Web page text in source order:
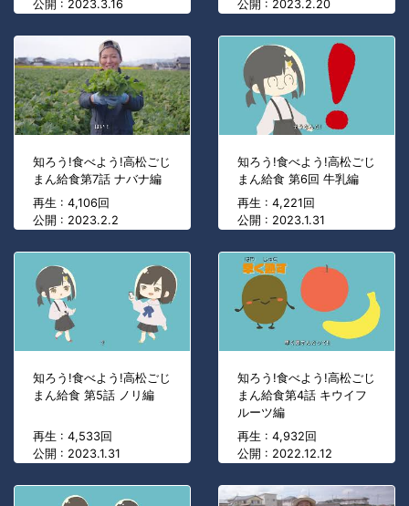
公開 : 2023.3.16 公開 : 2023.2.20
知ろう!食べよう!高松ごじ
まん給食第7話 ナバナ編
再生 : 4,106回
公開 : 2023.2.2
知ろう!食べよう!高松ごじ
まん給食 第6回 牛乳編
再生 : 4,221回
公開 : 2023.1.31
知ろう!食べよう!高松ごじ
まん給食 第5話 ノリ編
再生 : 4,533回
公開 : 2023.1.31
知ろう!食べよう!高松ごじ
まん給食第4話 キウイフ
ルーツ編
再生 : 4,932回
公開 : 2022.12.12